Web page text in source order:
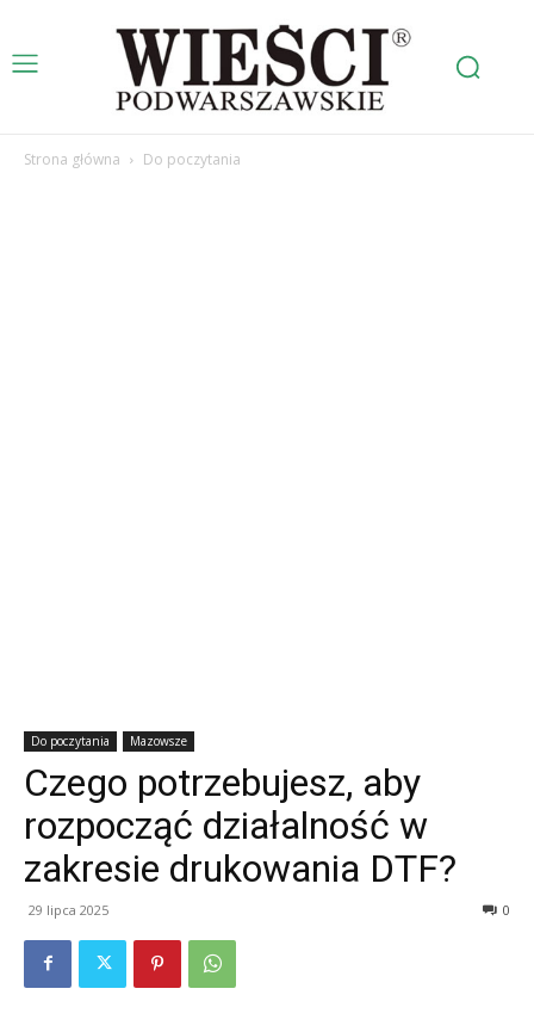
Strona główna Do poczytania
Do poczytania Mazowsze
Czego potrzebujesz, aby
rozpocząć działalność w
zakresie drukowania DTF?
29 lipca 2025 0